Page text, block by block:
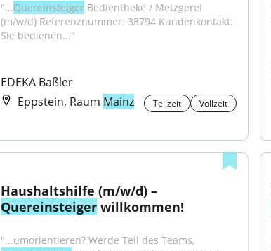
"...Quereinsteiger Bedientheke / Metzgerei
(m/w/d) Referenznummer: 38794 Kundenkontakt:
Sie bedienen..."
EDEKA Baßler
Eppstein, Raum Mainz Teilzeit Vollzeit
Quereinsteiger willkommen!